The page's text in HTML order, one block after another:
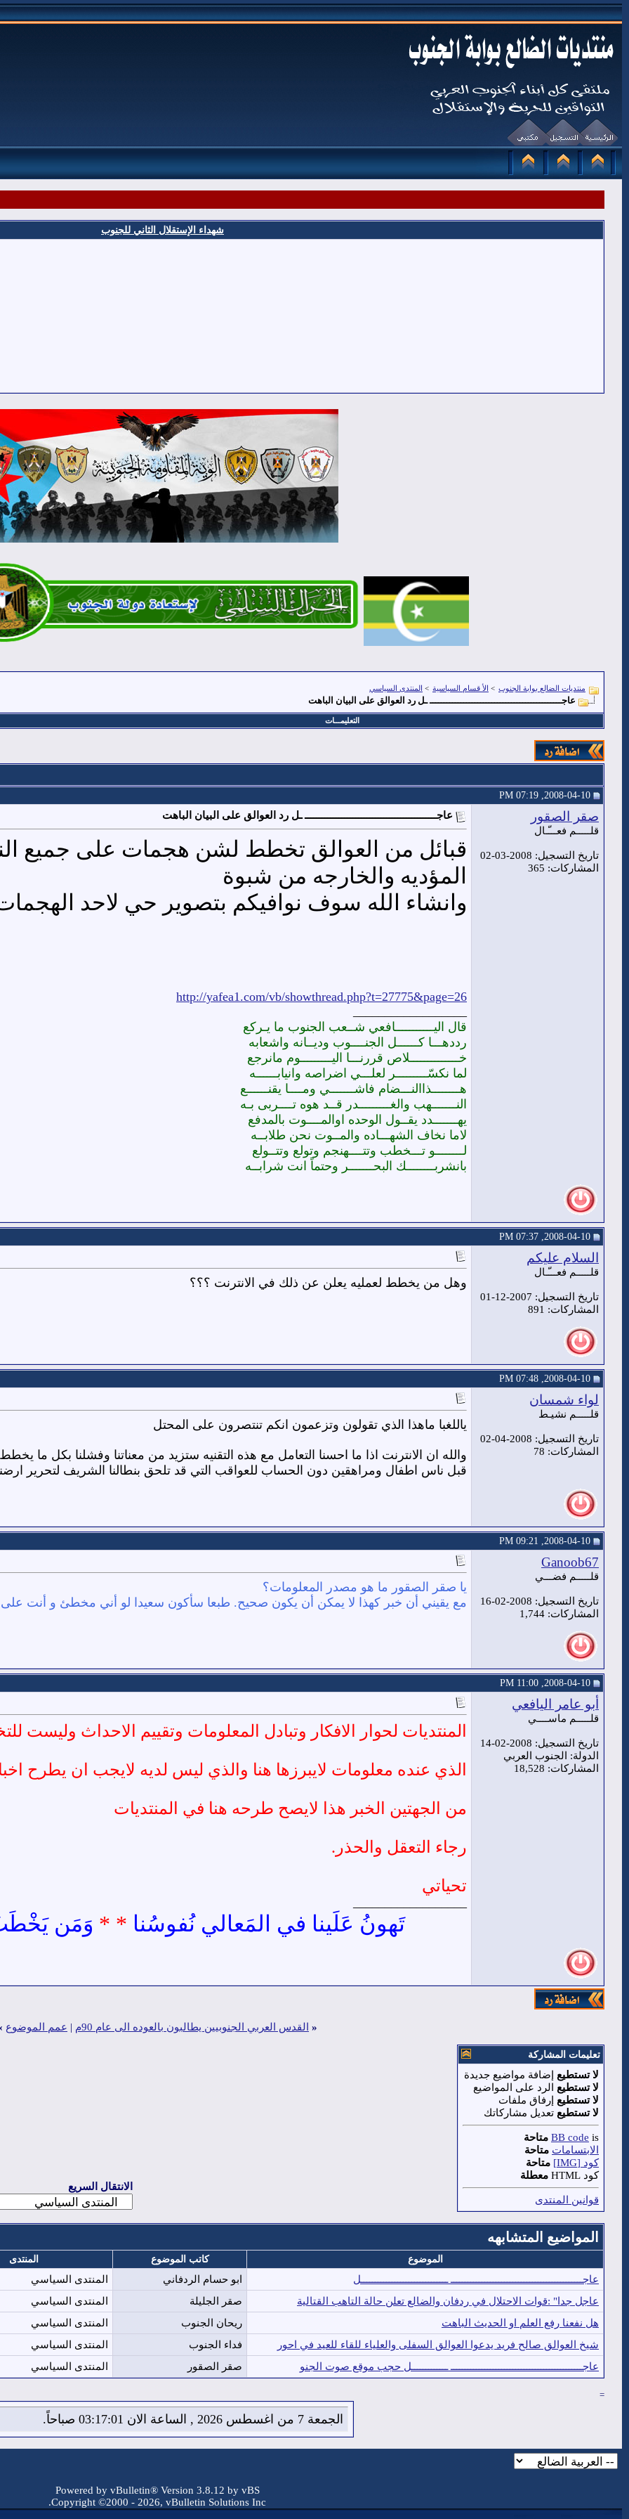
شهداء الإستقلال الثاني للجنوب
منتديات الضالع بوابة الجنوب > الأ قسام السياسية > المنتدى السياسي
عاجـــــــــــــــــــــــــــــــــــــــــــــــ ـل رد العوالق على البيان الباهت
التعليمـــات
صقر الصقور
قلـــــم فعـــّـال
تاريخ التسجيل: 2008-03-02
المشاركات: 365
عاجـــــــــــــــــــــــــــــــــــــــــــــــ ـل رد العوالق على البيان الباهت
قبائل من العوالق تخطط لشن هجمات على جميع
المؤديه والخارجه من شبوة
وانشاء الله سوف نوافيكم بتصوير حي لاحد
http://yafea1.com/vb/showthread.php?t=27775&page=26
قال اليـــــــــــافعي شــعب الجنوب ما يـركع
رددهـــا كــــــل الجنــــوب وديــانه واشعابه
خــــــــــــــلاص قررنـــا اليـــــــــوم مانرجع
لما نكسّـــــــــر لعلـــي اضراصه وانيابــــــه
هــــــــذاالنـــضام فاشـــــــي ومــــا يقنــــــع
النـــــــهب والغـــــــــدر قــد هوه تــــربى بـه
يهـــــــدد يقــول الوحده اوالمــــوت بالمدفع
لاما نخاف الشهـــاده والمــوت نحن طلابــه
لــــــــو تـــخطب وتتــــهنجم وتولع وتتــولع
بانشربــــــــك البحـــــــر وحتماً انت شرابــه
السلام عليكم
قلـــــم فعـــّـال
تاريخ التسجيل: 2007-12-01
المشاركات: 891
وهل من يخطط لعمليه يعلن عن ذلك في الانترنت ؟؟؟
لواء شمسان
قلـــــم نشيـط
تاريخ التسجيل: 2008-04-02
المشاركات: 78
ياللغبا ماهذا الذي تقولون وتزعمون انكم تنتصرون على المحتل
والله ان الانترنت اذا ما احسنا التعامل مع هذه التقنيه ستزيد من معناتنا وفشلنا بكل
قبل ناس اطفال ومراهقين دون الحساب للعواقب التي قد تلحق بنطالنا الشريف لتحرير
Ganoob67
قلـــــم فضـــي
تاريخ التسجيل: 2008-02-16
المشاركات: 1,744
يا صقر الصقور ما هو مصدر المعلومات؟
مع يقيني أن خبر كهذا لا يمكن أن يكون صحيح. طبعا سأكون سعيدا لو أني مخطئ و أنت
أبو عامر اليافعي
قلـــــم ماســــي
تاريخ التسجيل: 2008-02-14
الدولة: الجنوب العربي
المشاركات: 18,528
المنتديات لحوار الافكار وتبادل المعلومات وتقييم الاحداث
الذي عنده معلومات لايبرزها هنا والذي ليس لديه لايجب ان يطرح
من الجهتين الخبر هذا لايصح طرحه هنا في المنتديات
رجاء التعقل والحذر.
تحياتي
تَهونُ عَلَينا في المَعالي نُفوسُنا * * وَمَن يَخْطَبُ
« القدس العربي الجنوبيين يطالبون بالعوده الى عام 90م | عمم الموضوع
تعليمات المشاركة
لا تستطيع إضافة مواضيع جديدة
لا تستطيع الرد على المواضيع
لا تستطيع إرفاق ملفات
لا تستطيع تعديل مشاركاتك
BB code is
متاحة
الابتسامات متاحة
كود [IMG]
متاحة
كود HTML
معطلة
قوانين المنتدى
الانتقال السريع
المواضيع المتشابهه
الموضوع كاتب الموضوع المنتدى
عاجـــــــــــــــــــــــــــــــــــــــــــــــ ـــــــــــــــــــــــــــــــل ابو حسام الردفاني
المنتدى السياسي
عاجل جدا" :قوات الاحتلال في ردفان والضالع تعلن حالة التاهب القتالية
صقر الجليلة
المنتدى السياسي
هل نفعنا رفع العلم او الحديث الباهت
ريحان الجنوب
المنتدى السياسي
شيخ العوالق صالح فريد يدعوا العوالق السفلى والعلياء للقاء للعيد في احور
فداء الجنوب
المنتدى السياسي
عاجـــــــــــــــــــــــــــــــــــــــــــــــ ـــــــــــــل حجب موقع صوت الجنو
صقر الصقور المنتدى السياسي
=
الجمعة 7 من اغسطس 2026 , الساعة الان 03:17:02 صباحاً.
Powered by vBulletin® Version 3.8.12 by vBS
Copyright ©2000 - 2026, vBulletin Solutions Inc.